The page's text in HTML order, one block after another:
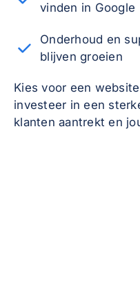
vinden in Google
Onderhoud en
blijven groeien
Kies voor een
investeer in een
klanten aantrekt en